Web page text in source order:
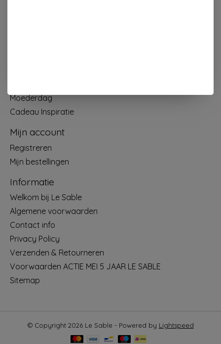
Moederdag
Cadeau Inspiratie
Mijn account
Registreren
Mijn bestellingen
Informatie
Welkom bij Le Sable
Algemene voorwaarden
Contact info
Privacy Policy
Verzenden & Retourneren
Voorwaarden ACTIE MEI 5 JAAR LE SABLE
Sitemap
© Copyright 2026 Le Sable - Powered by Lightspeed